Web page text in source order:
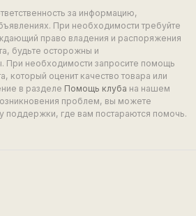
за информацию,
При необходимости требуйте
право владения и распоряжения
будьте осторожны и
При необходимости запросите помощь
который оценит качество товара или
в разделе Помощь клуба на нашем
проблем, вы можете
поддержки, где вам постараются помочь.